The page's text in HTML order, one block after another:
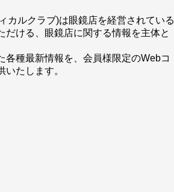
カルクラブ)は眼鏡店を経営されている
ける、眼鏡店に関する情報を主体と
種最新情報を、会員様限定のWebコ
たします。